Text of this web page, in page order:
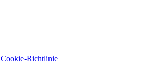
Cookie-Richtlinie